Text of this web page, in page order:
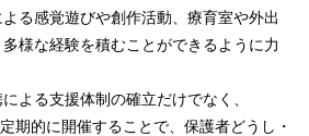
る感覚遊びや創作活動、療育室や外出
様な経験を積むことができるように力
よる支援体制の確立だけでなく、
期的に開催することで、保護者どうし・